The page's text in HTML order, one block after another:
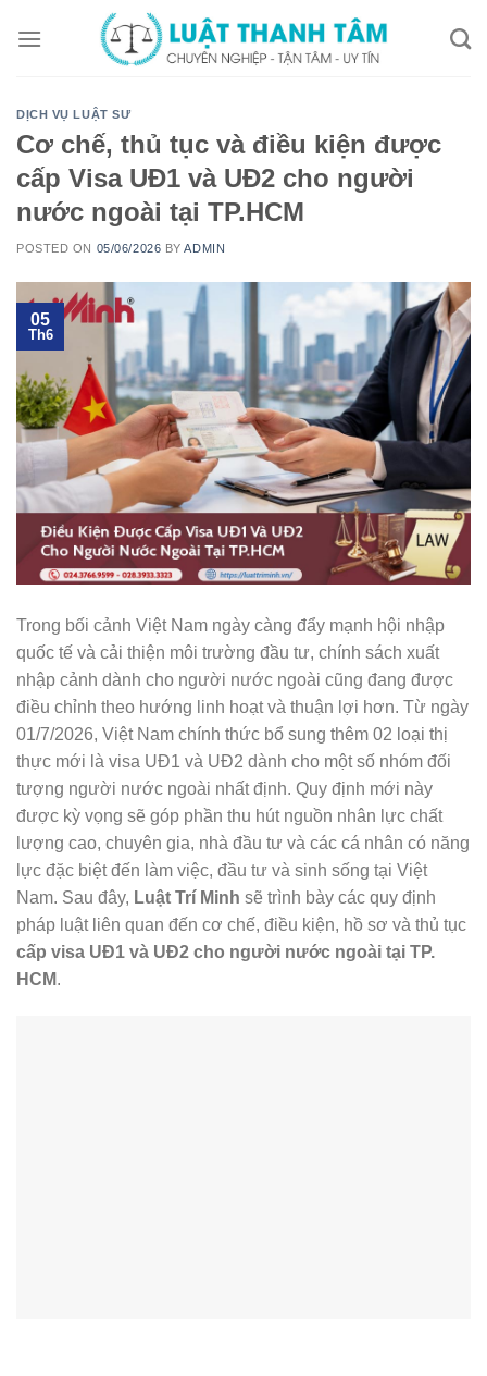
DỊCH VỤ LUẬT SƯ
Cơ chế, thủ tục và điều kiện được
cấp Visa UĐ1 và UĐ2 cho người
nước ngoài tại TP.HCM
POSTED ON 05/06/2026 BYADMIN
05
Th6
Trong bối cảnh Việt Nam ngày càng đẩy mạnh hội nhập
quốc tế và cải thiện môi trường đầu tư, chính sách xuất
nhập cảnh dành cho người nước ngoài cũng đang được
điều chỉnh theo hướng linh hoạt và thuận lợi hơn. Từ ngày
01/7/2026, Việt Nam chính thức bổ sung thêm 02 loại thị
thực mới là visa UĐ1 và UĐ2 dành cho một số nhóm đối
tượng người nước ngoài nhất định. Quy định mới này
được kỳ vọng sẽ góp phần thu hút nguồn nhân lực chất
lượng cao, chuyên gia, nhà đầu tư và các cá nhân có năng
lực đặc biệt đến làm việc, đầu tư và sinh sống tại Việt
Nam. Sau đây, Luật Trí Minh sẽ trình bày các quy định
pháp luật liên quan đến cơ chế, điều kiện, hồ sơ và thủ tục
cấp visa UĐ1 và UĐ2 cho người nước ngoài tại TP.
HCM.